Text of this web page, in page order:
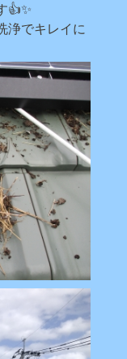
👍✨
浄でキレイに